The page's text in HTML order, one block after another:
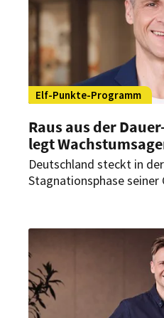
Elf-Punkte-Programm
Raus aus der
legt
Deutschland steckt in
Stagnationsphase seiner
Branche als